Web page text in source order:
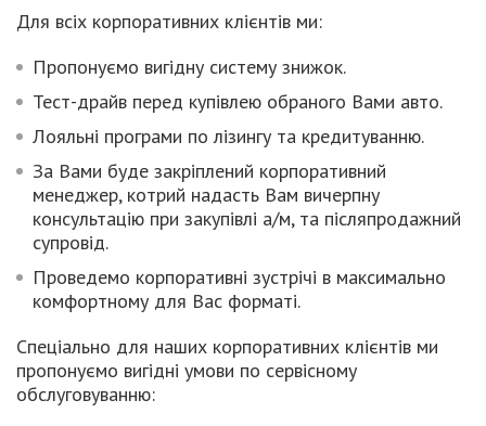
Для всіх корпоративних клієнтів ми:
Пропонуємо вигідну систему знижок.
Тест-драйв перед купівлею обраного Вами авто.
Лояльні програми по лізингу та кредитуванню.
За Вами буде закріплений корпоративний
менеджер, котрий надасть Вам вичерпну
консультацію при закупівлі а/м, та післяпродажний
супровід.
Проведемо корпоративні зустрічі в максимально
комфортному для Вас форматі.
Спеціально для наших корпоративних клієнтів ми
пропонуємо вигідні умови по сервісному
обслуговуванню: